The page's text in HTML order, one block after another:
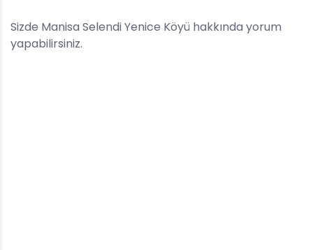
Sizde Manisa Selendi Yenice Köyü hakkında yorum
yapabilirsiniz.